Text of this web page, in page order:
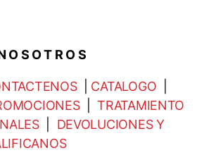
S O T R O S
| CATALOGO
|TRATAMIENTO
| DEVOLUCIONES Y